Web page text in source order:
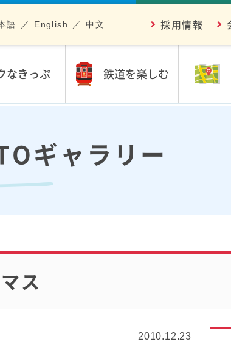
なきっぷ 鉄道を楽しむ
採用情報
語 English 中文
ギャラリー
ス
2010.12.23